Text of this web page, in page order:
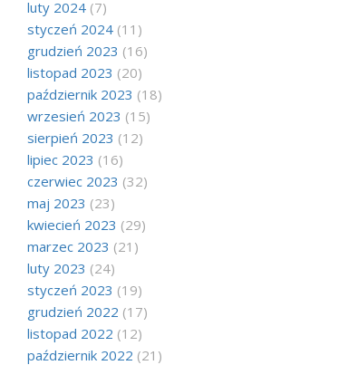
luty 2024(7)
styczeń 2024(11)
grudzień 2023 (16)
listopad 2023 (20)
październik 2023 (18)
wrzesień 2023 (15)
sierpień 2023 (12)
lipiec 2023 (16)
czerwiec 2023 (32)
maj 2023 (23)
kwiecień 2023 (29)
marzec 2023 (21)
luty 2023 (24)
styczeń 2023 (19)
grudzień 2022 (17)
listopad 2022 (12)
październik 2022 (21)